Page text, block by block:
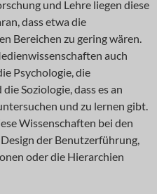
und Lehre liegen diese
dass etwa die
Bereichen zu gering wären.
auch
Psychologie, die
Soziologie, dass es an
und zu lernen gibt.
Wissenschaften bei den
der Benutzerführung,
oder die Hierarchien